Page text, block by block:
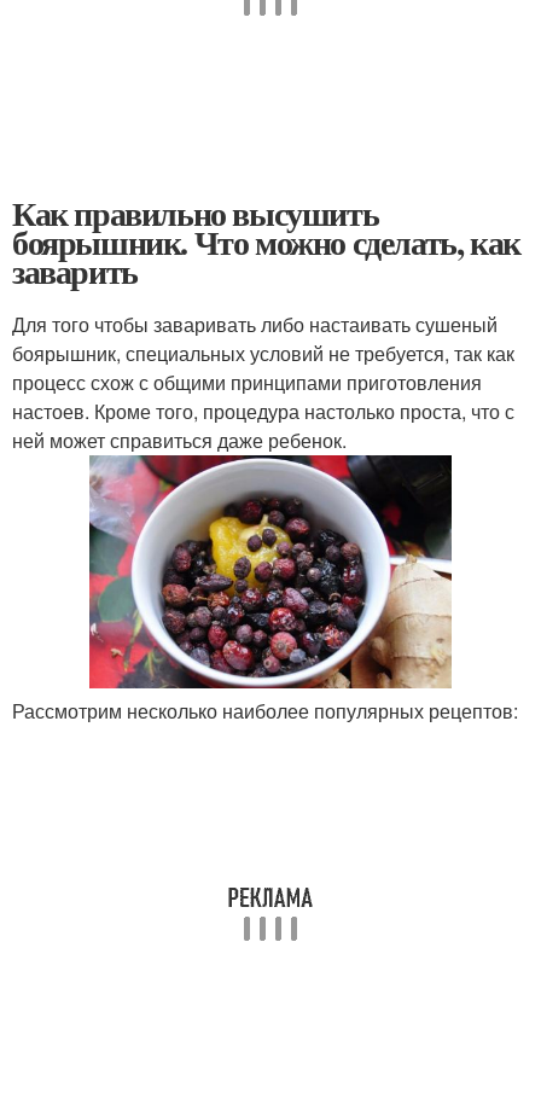
Как правильно высушить
боярышник. Что можно сделать, как
заварить
Для того чтобы заваривать либо настаивать сушеный
боярышник, специальных условий не требуется, так как
процесс схож с общими принципами приготовления
настоев. Кроме того, процедура настолько проста, что с
ней может справиться даже ребенок.
Рассмотрим несколько наиболее популярных рецептов: